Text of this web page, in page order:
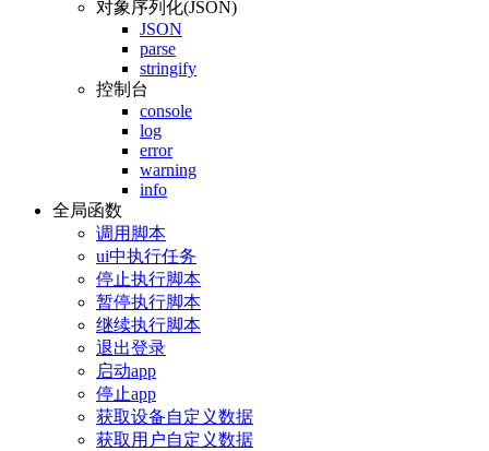
对象序列化(JSON)
JSON
parse
stringify
控制台
console
log
error
warning
info
全局函数
调用脚本
ui中执行任务
停止执行脚本
暂停执行脚本
继续执行脚本
退出登录
启动app
停止app
获取设备自定义数据
获取用户自定义数据